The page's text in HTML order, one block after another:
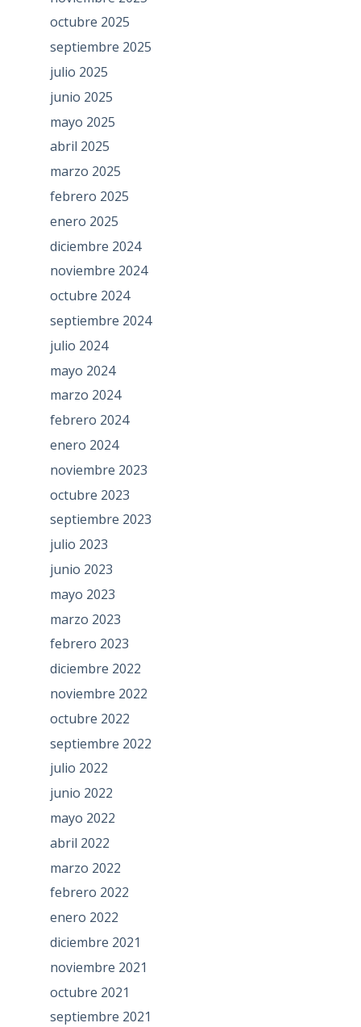
octubre 2025
septiembre 2025
julio 2025
junio 2025
mayo 2025
abril 2025
marzo 2025
febrero 2025
enero 2025
diciembre 2024
noviembre 2024
octubre 2024
septiembre 2024
julio 2024
mayo 2024
marzo 2024
febrero 2024
enero 2024
noviembre 2023
octubre 2023
septiembre 2023
julio 2023
junio 2023
mayo 2023
marzo 2023
febrero 2023
diciembre 2022
noviembre 2022
octubre 2022
septiembre 2022
julio 2022
junio 2022
mayo 2022
abril 2022
marzo 2022
febrero 2022
enero 2022
diciembre 2021
noviembre 2021
octubre 2021
septiembre 2021